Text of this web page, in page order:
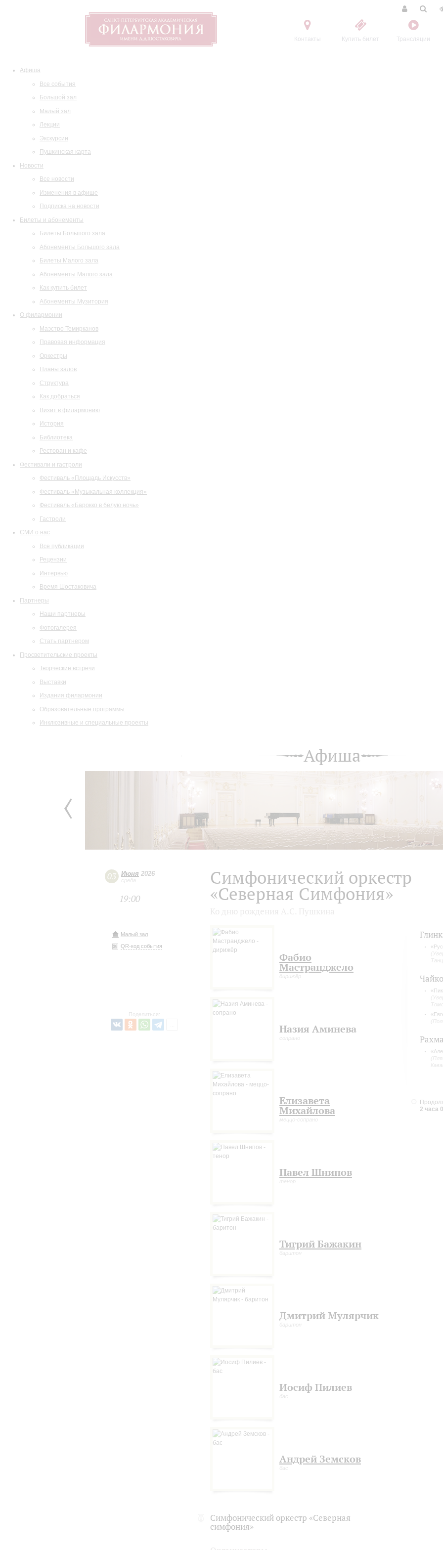
Контакты Купить билет Трансляции
Афиша
Все события
Большой зал
Малый зал
Лекции
Экскурсии
Пушкинская карта
Новости
Все новости
Изменения в афише
Подписка на новости
Билеты и абонементы
Билеты Большого зала
Абонементы Большого зала
Билеты Малого зала
Абонементы Малого зала
Как купить билет
Абонементы Музитория
О филармонии
Маэстро Темирканов
Правовая информация
Оркестры
Планы залов
Структура
Как добраться
Визит в филармонию
История
Библиотека
Ресторан и кафе
Фестивали и гастроли
Фестиваль «Площадь Искусств»
Фестиваль «Музыкальная коллекция»
Фестиваль «Барокко в белую ночь»
Гастроли
СМИ о нас
Все публикации
Рецензии
Интервью
Время Шостаковича
Партнеры
Наши партнеры
Фотогалерея
Стать партнером
Просветительские проекты
Творческие встречи
Выставки
Издания филармонии
Образовательные программы
Инклюзивные и специальные проекты
Афиша
03 Июня 2026
среда
19:00
Малый зал
QR-код события
Поделиться:
Симфонический оркестр
«Северная Симфония»
Фабио
Мастранджело
дирижёр
Назия Аминева
сопрано
Елизавета
Михайлова
меццо-сопрано
Павел Шнипов
тенор
Тигрий Бажакин
баритон
Дмитрий Мулярчик
баритон
Иосиф Пилиев
бас
Андрей Земсков
бас
Симфонический оркестр «Северная
симфония»
2 часа